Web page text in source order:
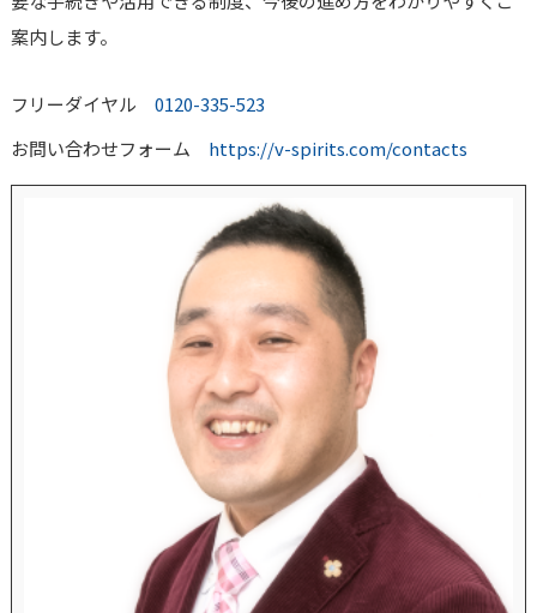
案内します。
フリーダイヤル 0120-335-523
お問い合わせフォーム https://v-spirits.com/contacts